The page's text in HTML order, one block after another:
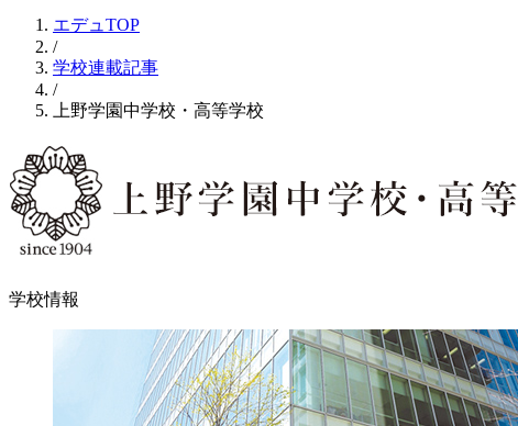
エデュTOP
/
学校連載記事
/
上野学園中学校・高等学校
学校情報